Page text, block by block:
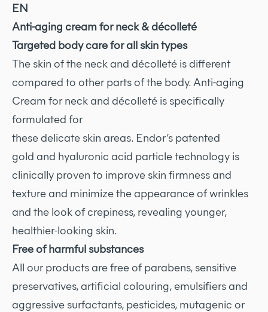
EN
Anti-aging cream for neck & décolleté
Targeted body care for all skin types
The skin of the neck and décolleté is different
compared to other parts of the body. Anti-aging
Cream for neck and décolleté is specifically
formulated for
these delicate skin areas. Endor’s patented
gold and hyaluronic acid particle technology is
clinically proven to improve skin firmness and
texture and minimize the appearance of wrinkles
and the look of crepiness, revealing younger,
healthier-looking skin.
Free of harmful substances
All our products are free of parabens, sensitive
preservatives, artificial colouring, emulsifiers and
aggressive surfactants, pesticides, mutagenic or